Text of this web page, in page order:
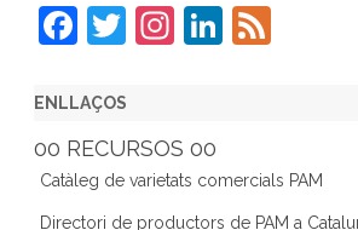
F
c
e
b
o
T
er
In
gr
a
m
Li
dI
n
ENLLAÇOS
00 RECURSOS 00
Catàleg de varietats comercials PAM
Directori de productors de PAM a